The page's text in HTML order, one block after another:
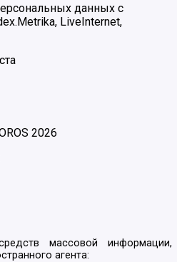
данных с
LiveInternet,
2026
массовой информации,
агента: